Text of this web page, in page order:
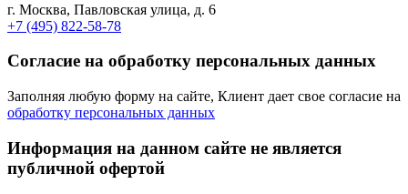
г. Москва, Павловская улица, д. 6
+7 (495) 822-58-78
Согласие на обработку персональных данных
Заполняя любую форму на сайте, Клиент дает свое согласие на
обработку персональных данных
Информация на данном сайте не является
публичной офертой